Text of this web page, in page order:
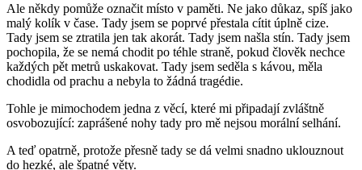
Ale někdy pomůže označit místo v paměti. Ne jako důkaz, spíš jako
malý kolík v čase. Tady jsem se poprvé přestala cítit úplně cize.
Tady jsem se ztratila jen tak akorát. Tady jsem našla stín. Tady jsem
pochopila, že se nemá chodit po téhle straně, pokud člověk nechce
každých pět metrů uskakovat. Tady jsem seděla s kávou, měla
chodidla od prachu a nebyla to žádná tragédie.
Tohle je mimochodem jedna z věcí, které mi připadají zvláštně
osvobozující: zaprášené nohy tady pro mě nejsou morální selhání.
A teď opatrně, protože přesně tady se dá velmi snadno uklouznout
do hezké, ale špatné věty.